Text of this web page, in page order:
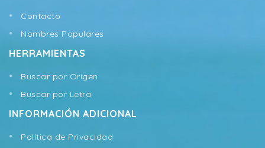
Contacto
Nombres Populares
HERRAMIENTAS
Buscar por Origen
Buscar por Letra
INFORMACIÓN ADICIONAL
Política de Privacidad